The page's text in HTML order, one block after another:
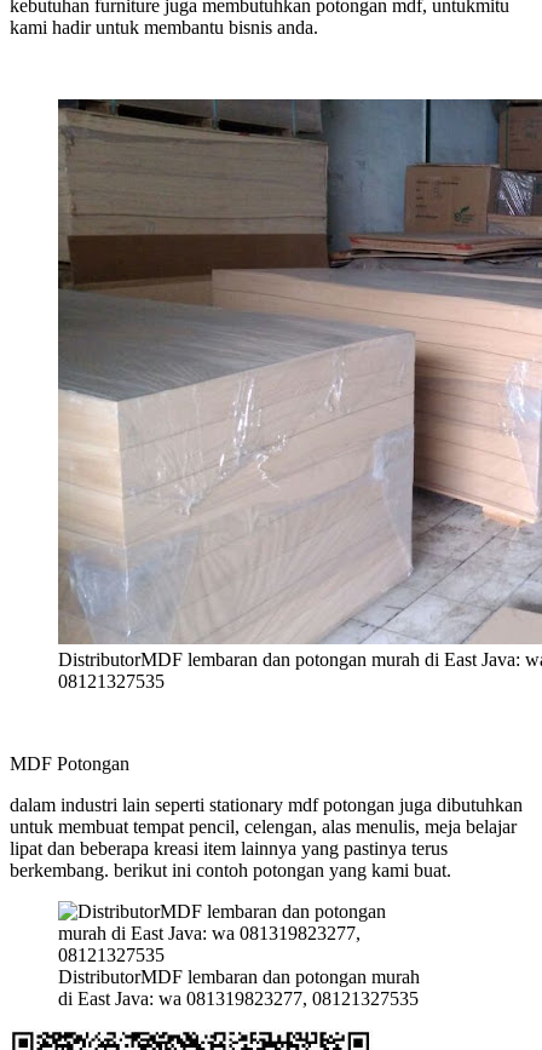
kebutuhan furniture juga membutuhkan potongan mdf, untukmitu
kami hadir untuk membantu bisnis anda.
DistributorMDF lembaran dan potongan murah di East Java:
08121327535
MDF Potongan
dalam industri lain seperti stationary mdf potongan juga dibutuhkan
untuk membuat tempat pencil, celengan, alas menulis, meja belajar
lipat dan beberapa kreasi item lainnya yang pastinya terus
berkembang. berikut ini contoh potongan yang kami buat.
DistributorMDF lembaran dan potongan murah
di East Java: wa 081319823277, 08121327535